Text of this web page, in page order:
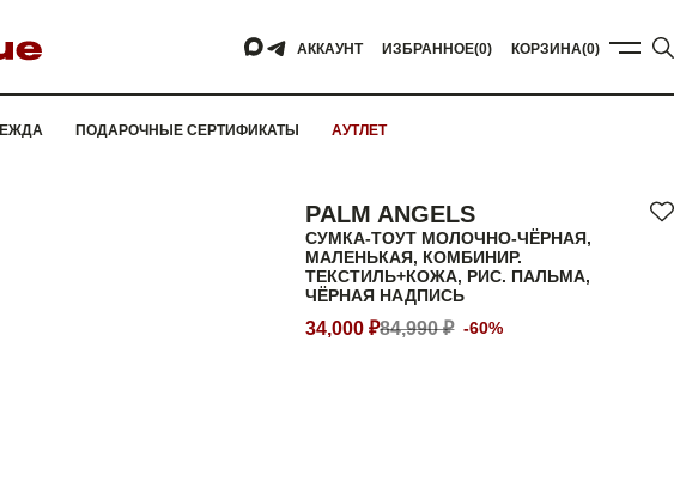
АККАУНТ ИЗБРАННОЕ(0) КОРЗИНА(0)
ПОДАРОЧНЫЕ СЕРТИФИКАТЫ АУТЛЕТ
PALM ANGELS
СУМКА-ТОУТ МОЛОЧНО-ЧЁРНАЯ,
МАЛЕНЬКАЯ, КОМБИНИР.
ТЕКСТИЛЬ+КОЖА, РИС. ПАЛЬМА,
ЧЁРНАЯ НАДПИСЬ
34,000 ₽84,990 ₽ -60%